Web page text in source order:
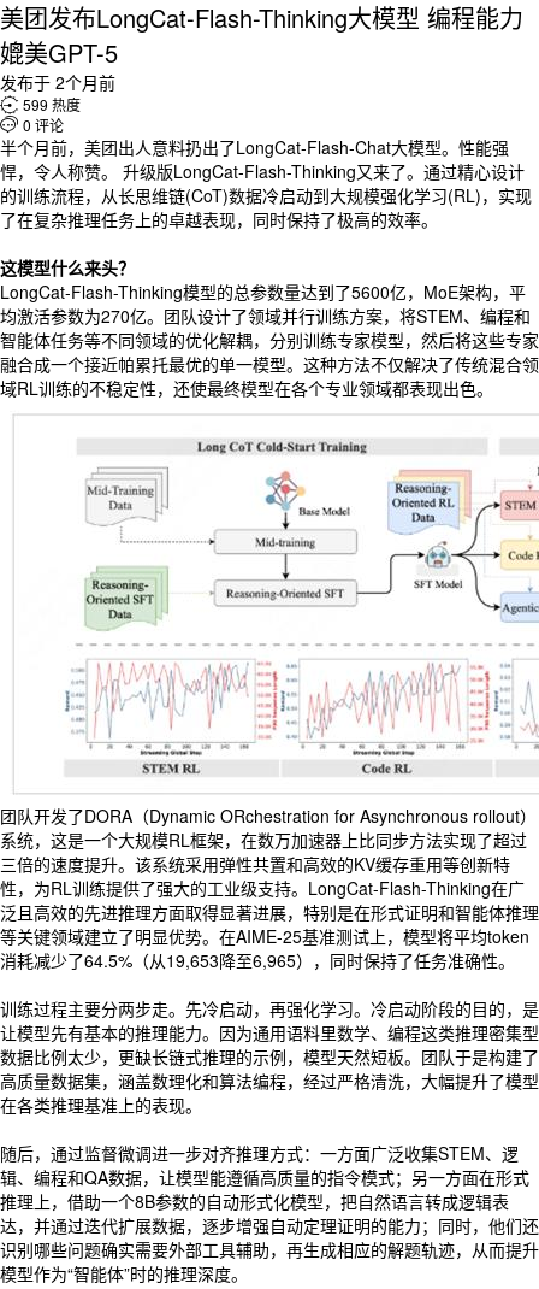
美团发布LongCat-Flash-Thinking大模型 编程能力
媲美GPT-5
发布于 2个月前
 599 热度
 0 评论
半个月前，美团出人意料扔出了LongCat-Flash-Chat大模型。性能强
悍，令人称赞。 升级版LongCat-Flash-Thinking又来了。通过精心设计
的训练流程，从长思维链(CoT)数据冷启动到大规模强化学习(RL)，实现
了在复杂推理任务上的卓越表现，同时保持了极高的效率。
这模型什么来头？
LongCat-Flash-Thinking模型的总参数量达到了5600亿，MoE架构，平
均激活参数为270亿。团队设计了领域并行训练方案，将STEM、编程和
智能体任务等不同领域的优化解耦，分别训练专家模型，然后将这些专家
融合成一个接近帕累托最优的单一模型。这种方法不仅解决了传统混合领
域RL训练的不稳定性，还使最终模型在各个专业领域都表现出色。
团队开发了DORA（Dynamic ORchestration for Asynchronous rollout）
系统，这是一个大规模RL框架，在数万加速器上比同步方法实现了超过
三倍的速度提升。该系统采用弹性共置和高效的KV缓存重用等创新特
性，为RL训练提供了强大的工业级支持。LongCat-Flash-Thinking在广
泛且高效的先进推理方面取得显著进展，特别是在形式证明和智能体推理
等关键领域建立了明显优势。在AIME-25基准测试上，模型将平均token
消耗减少了64.5%（从19,653降至6,965），同时保持了任务准确性。
训练过程主要分两步走。先冷启动，再强化学习。冷启动阶段的目的，是
让模型先有基本的推理能力。因为通用语料里数学、编程这类推理密集型
数据比例太少，更缺长链式推理的示例，模型天然短板。团队于是构建了
高质量数据集，涵盖数理化和算法编程，经过严格清洗，大幅提升了模型
在各类推理基准上的表现。
随后，通过监督微调进一步对齐推理方式：一方面广泛收集STEM、逻
辑、编程和QA数据，让模型能遵循高质量的指令模式；另一方面在形式
推理上，借助一个8B参数的自动形式化模型，把自然语言转成逻辑表
达，并通过迭代扩展数据，逐步增强自动定理证明的能力；同时，他们还
识别哪些问题确实需要外部工具辅助，再生成相应的解题轨迹，从而提升
模型作为“智能体”时的推理深度。